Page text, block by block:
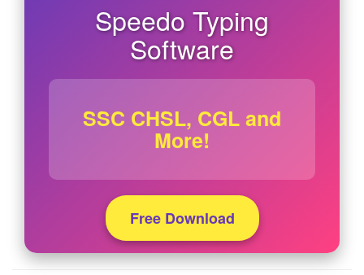
Speedo Typing
Software
SSC CHSL, CGL and
More!
Free Download